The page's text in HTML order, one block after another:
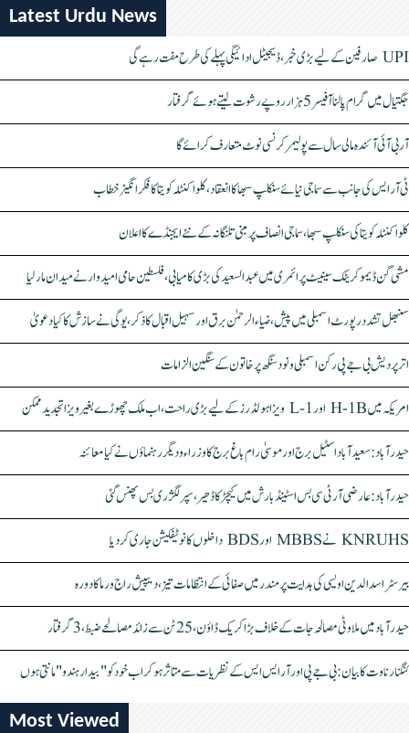
Latest Urdu News
UPI صارفین کے لیے بڑی خبر، ڈیجیٹل ادائیگی پہلے کی طرح مفت رہے گی
جگتیال میں گرام پالنا آفیسر 5 ہزار روپے رشوت لیتے ہوئے گرفتار
آر بی آئی آئندہ مالی سال سے پولیمر کرنسی نوٹ متعارف کرائے گا
ٹی آر ایس کی جانب سے سماجی نیائے سنکلپ سبھا کا انعقاد، کلواکنٹلہ کویتا کا فکر انگیز خطاب
کلواکنٹلہ کویتا کی سنکلپ سبھا، سماجی انصاف پر مبنی تلنگانہ کے نئے ایجنڈے کا اعلان
مشی گن ڈیموکریٹک سینیٹ پرائمری میں عبدالسعید کی بڑی کامیابی، فلسطین حامی امیدوار نے میدان مار لیا
سنبھل تشدد رپورٹ اسمبلی میں پیش، ضیاء الرحمٰن برق اور سہیل اقبال کا ذکر، یوگی نے سازش کا کیا دعویٰ
اتر پردیش بی جے پی رکن اسمبلی ونود سنگھ پر خاتون کے سنگین الزامات
امریکہ میں H-1B اور L-1 ویزا ہولڈرز کے لیے بڑی راحت، اب ملک چھوڑے بغیر ویزا تجدید ممکن
حیدرآباد: سعیدآباد اسٹیل برج اور موسیٰ رام باغ برج کا وزراء و دیگر رہنماؤں نے کیا معائنہ
حیدرآباد: عارضی آر ٹی سی بس اسٹینڈ بارش میں کیچڑ کا ڈھیر، سپر لگژری بس پھنس گئی
KNRUHS نے MBBS اور BDS داخلوں کا نوٹیفکیشن جاری کر دیا
بیرسٹر اسدالدین اویسی کی ہدایت پر مندر میں صفائی کے انتظامات تیز، دیپیش راج ورما کا دورہ
حیدرآباد میں ملاوٹی مصالحہ جات کے خلاف بڑا کریک ڈاؤن، 25 ٹن سے زائد مصالحے ضبط، 3 گرفتار
کنگنا رناوت کا بیان: بی جے پی اور آر ایس ایس کے نظریات سے متاثر ہو کر اب خود کو "بیدار ہندو" مانتی ہوں
Most Viewed